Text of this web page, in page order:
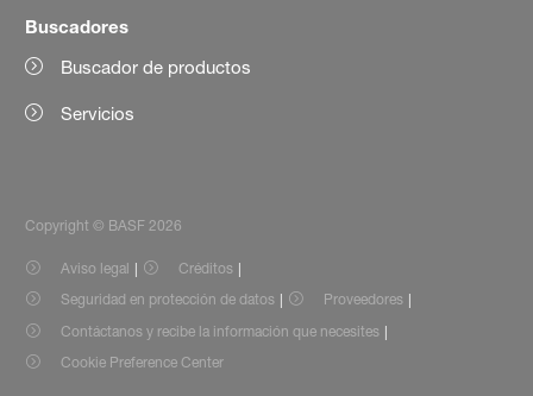
Buscadores
Buscador de productos
Servicios
Copyright © BASF 2026
Aviso legal
Créditos
Seguridad en protección de datos
Proveedores
Contáctanos y recibe la información que necesites
Cookie Preference Center